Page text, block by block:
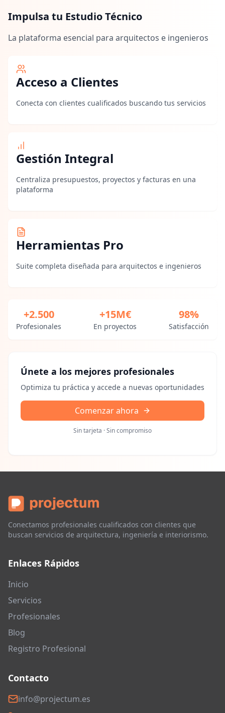
Impulsa tu Estudio Técnico
La plataforma esencial para arquitectos e ingenieros
Acceso a Clientes
Conecta con clientes cualificados buscando tus servicios
Gestión Integral
Centraliza presupuestos, proyectos y facturas en una
plataforma
Herramientas Pro
Suite completa diseñada para arquitectos e ingenieros
+2.500
Profesionales
+15M€
En proyectos
98%
Satisfacción
Únete a los mejores profesionales
Optimiza tu práctica y accede a nuevas oportunidades
Comenzar ahora
Sin tarjeta · Sin compromiso
Conectamos profesionales cualificados con clientes que
buscan servicios de arquitectura, ingeniería e interiorismo.
Enlaces Rápidos
Inicio
Servicios
Profesionales
Blog
Registro Profesional
Contacto
info@projectum.es